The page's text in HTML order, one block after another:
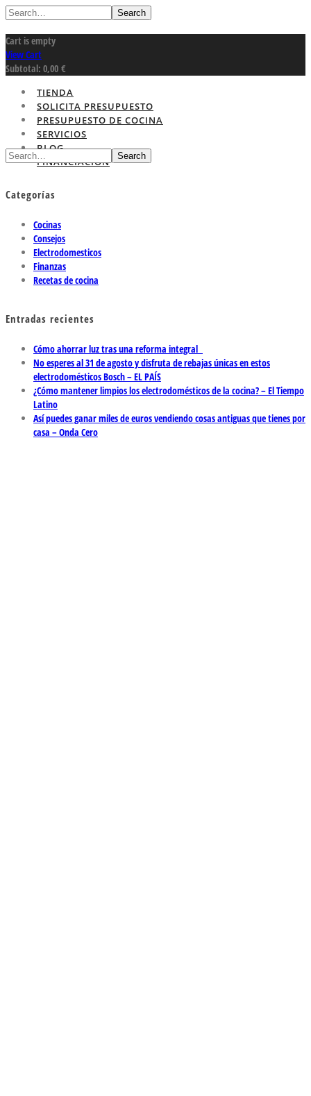
Search
Cart is empty
View Cart
Subtotal: 0,00 €
TIENDA
SOLICITA PRESUPUESTO
PRESUPUESTO DE COCINA
SERVICIOS
BLOG
FINANCIACION
Search
Categorías
Cocinas
Consejos
Electrodomesticos
Finanzas
Recetas de cocina
Entradas recientes
Cómo ahorrar luz tras una reforma integral
No esperes al 31 de agosto y disfruta de rebajas únicas en estos
electrodomésticos Bosch – EL PAÍS
¿Cómo mantener limpios los electrodomésticos de la cocina? – El Tiempo
Latino
Así puedes ganar miles de euros vendiendo cosas antiguas que tienes por
casa – Onda Cero